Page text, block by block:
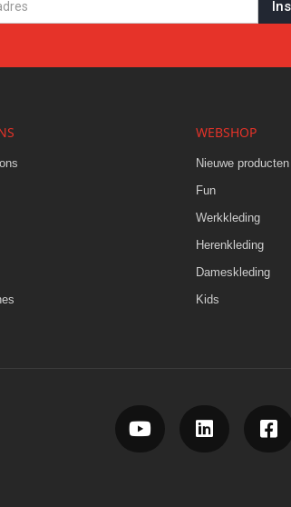
WEBSHOP
Nieuwe producten
Fun
Werkkleding
Herenkleding
Dameskleding
Kids
  